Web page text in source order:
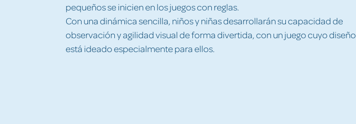
pequeños se inicien en los juegos con reglas.
Con una dinámica sencilla, niños y niñas desarrollarán su capacidad de
observación y agilidad visual de forma divertida, con un juego cuyo diseño
está ideado especialmente para ellos.